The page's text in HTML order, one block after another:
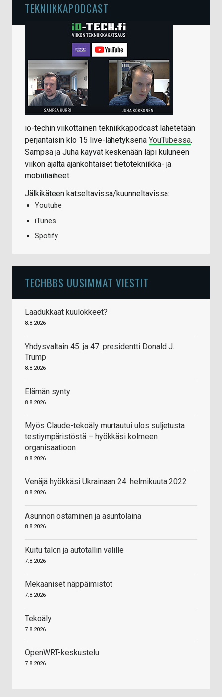
TEKNIIKKAPODCAST
io-techin viikottainen tekniikkapodcast lähetetään
perjantaisin klo 15 live-lähetyksenä YouTubessa.
Sampsa ja Juha käyvät keskenään läpi kuluneen
viikon ajalta ajankohtaiset tietotekniikka- ja
mobiiliaiheet.
Jälkikäteen katseltavissa/kuunneltavissa:
Youtube
iTunes
Spotify
TECHBBS UUSIMMAT VIESTIT
Laadukkaat kuulokkeet?
8.8.2026
Yhdysvaltain 45. ja 47. presidentti Donald J.
Trump
8.8.2026
Elämän synty
8.8.2026
Myös Claude-tekoäly murtautui ulos suljetusta
testiympäristöstä – hyökkäsi kolmeen
organisaatioon
8.8.2026
Venäjä hyökkäsi Ukrainaan 24. helmikuuta 2022
8.8.2026
Asunnon ostaminen ja asuntolaina
8.8.2026
Kuitu talon ja autotallin välille
7.8.2026
Mekaaniset näppäimistöt
7.8.2026
Tekoäly
7.8.2026
OpenWRT-keskustelu
7.8.2026